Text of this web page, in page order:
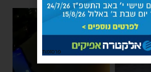
1
פרסומת